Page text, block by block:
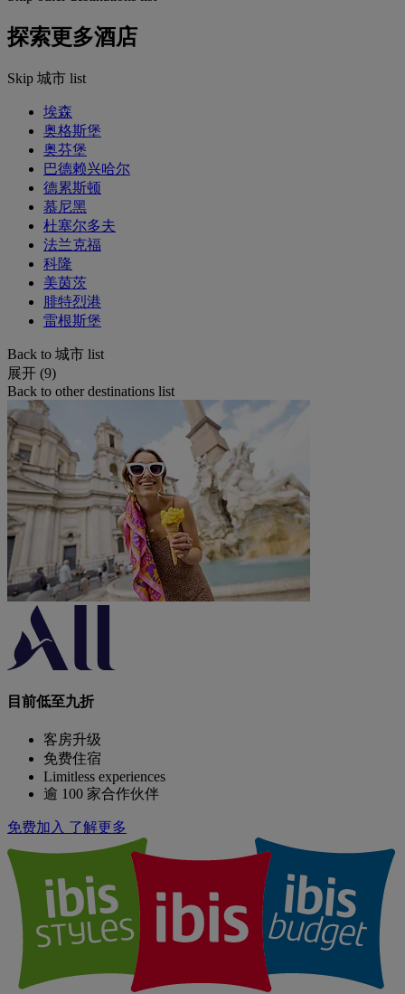
探索更多酒店
Skip 城市 list
埃森
奥格斯堡
奥芬堡
巴德赖兴哈尔
德累斯顿
慕尼黑
杜塞尔多夫
法兰克福
科隆
美茵茨
腓特烈港
雷根斯堡
Back to 城市 list
展开 (9)
Back to other destinations list
目前低至九折
客房升级
免费住宿
Limitless experiences
逾 100 家合作伙伴
免费加入 了解更多